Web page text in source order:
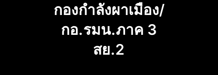
กองกำลังผาเมือง/
กอ.รมน.ภาค 3
สย.2